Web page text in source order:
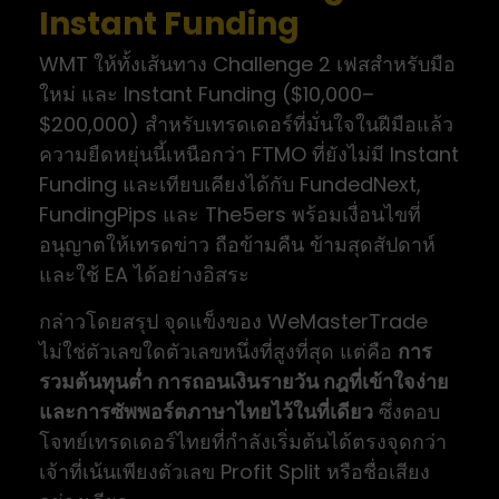
Instant Funding
WMT ให้ทั้งเส้นทาง Challenge 2 เฟสสำหรับมือ
ใหม่ และ Instant Funding ($10,000–
$200,000) สำหรับเทรดเดอร์ที่มั่นใจในฝีมือแล้ว
ความยืดหยุ่นนี้เหนือกว่า FTMO ที่ยังไม่มี Instant
Funding และเทียบเคียงได้กับ FundedNext,
FundingPips และ The5ers พร้อมเงื่อนไขที่
อนุญาตให้เทรดข่าว ถือข้ามคืน ข้ามสุดสัปดาห์
และใช้ EA ได้อย่างอิสระ
กล่าวโดยสรุป จุดแข็งของ WeMasterTrade
ไม่ใช่ตัวเลขใดตัวเลขหนึ่งที่สูงที่สุด แต่คือ การ
รวมต้นทุนต่ำ การถอนเงินรายวัน กฎที่เข้าใจง่าย
และการซัพพอร์ตภาษาไทยไว้ในที่เดียว ซึ่งตอบ
โจทย์เทรดเดอร์ไทยที่กำลังเริ่มต้นได้ตรงจุดกว่า
เจ้าที่เน้นเพียงตัวเลข Profit Split หรือชื่อเสียง